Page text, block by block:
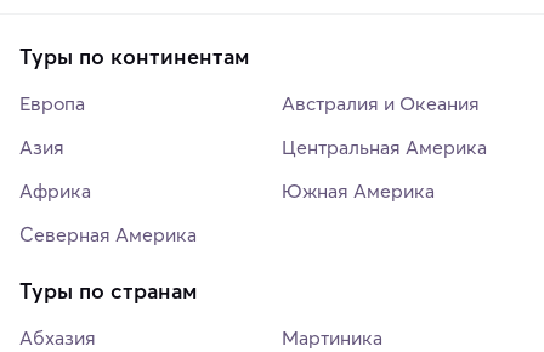
Туры по континентам
Европа
Азия
Африка
Северная Америка
Австралия и Океания
Центральная Америка
Южная Америка
Туры по странам
Абхазия
Мартиника